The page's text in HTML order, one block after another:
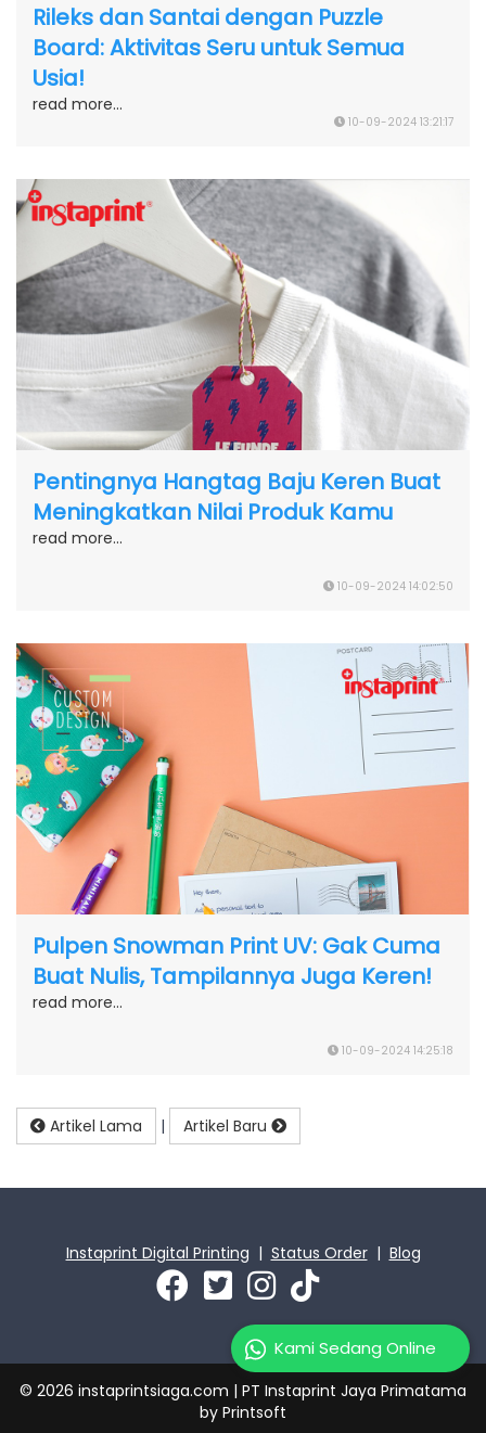
Rileks dan Santai dengan Puzzle
Board: Aktivitas Seru untuk Semua
Usia!
read more...
10-09-2024 13:21:17
Pentingnya Hangtag Baju Keren Buat
Meningkatkan Nilai Produk Kamu
read more...
10-09-2024 14:02:50
Pulpen Snowman Print UV: Gak Cuma
Buat Nulis, Tampilannya Juga Keren!
read more...
10-09-2024 14:25:18
Artikel Lama | Artikel Baru
Instaprint Digital Printing | Status Order| Blog
Kami Sedang Online
© 2026 instaprintsiaga.com | PT Instaprint Jaya Primatama
by Printsoft